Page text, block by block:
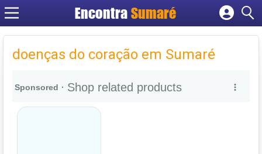
Encontra Sumaré
Cadastrar empresa
Fazer login
Criar conta
doenças do coração em Sumaré